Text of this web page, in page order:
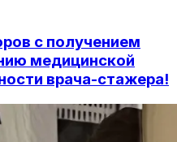
с получением
медицинской
врача-стажера!